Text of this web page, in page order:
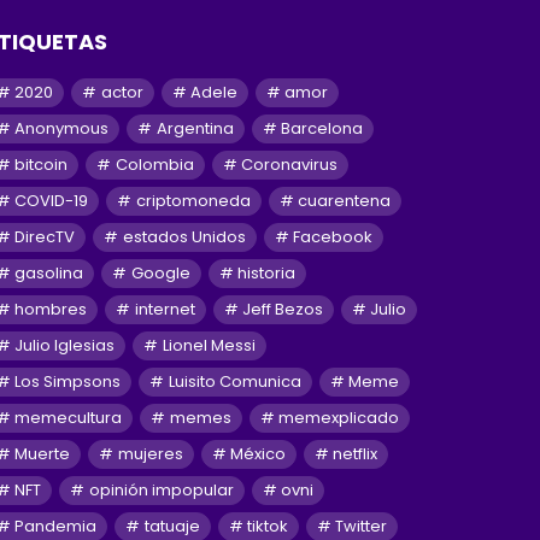
2020 actor Adele
amor
Anonymous
Argentina
Barcelona
bitcoin
Colombia
Coronavirus
COVID-19
criptomoneda
cuarentena
DirecTV
estados Unidos
Facebook
gasolina
Google
historia
hombres
internet Jeff Bezos
Julio
Julio Iglesias
Lionel Messi
Los Simpsons
Luisito Comunica
Meme
memecultura
memes
memexplicado
Muerte
mujeres México
netflix
NFT
opinión impopular
ovni
Pandemia
tatuaje tiktok Twitter